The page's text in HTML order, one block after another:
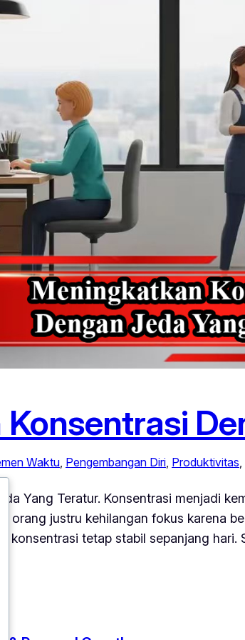
Waktu, Pengembangan Diri, Produktivitas,
Yang Teratur. Konsentrasi menjadi
orang justru kehilangan fokus karena
konsentrasi tetap stabil sepanjang